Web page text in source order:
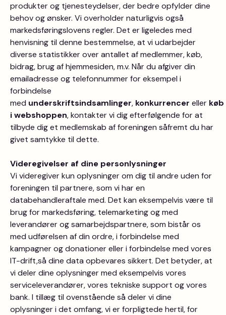
produkter og tjenesteydelser, der bedre opfylder dine
behov og ønsker. Vi overholder naturligvis også
markedsføringslovens regler. Det er ligeledes med
henvisning til denne bestemmelse, at vi udarbejder
diverse statistikker over antallet af medlemmer, køb,
bidrag, brug af hjemmesiden, m.v. Når du afgiver din
emailadresse og telefonnummer for eksempel i
forbindelse
med underskriftsindsamlinger, konkurrencer eller køb
i webshoppen, kontakter vi dig efterfølgende for at
tilbyde dig et medlemskab af foreningen såfremt du har
givet samtykke til dette.
Videregivelser af dine personlysninger
Vi videregiver kun oplysninger om dig til andre uden for
foreningen til partnere, som vi har en
databehandleraftale med. Det kan eksempelvis være til
brug for markedsføring, telemarketing og med
leverandører og samarbejdspartnere, som bistår os
med udførelsen af din ordre, i forbindelse med
kampagner og donationer eller i forbindelse med vores
IT-drift,så dine data opbevares sikkert. Det betyder, at
vi deler dine oplysninger med eksempelvis vores
serviceleverandører, vores tekniske support og vores
bank. I tillæg til ovenstående så deler vi dine
oplysninger i det omfang, vi er forpligtede hertil, for